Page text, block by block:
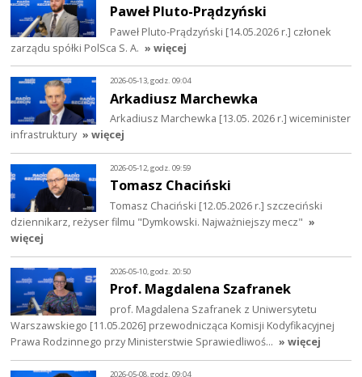
Paweł Pluto-Prądzyński
Paweł Pluto-Prądzyński [14.05.2026 r.] członek
zarządu spółki PolSca S. A. » więcej
2026-05-13, godz. 09:04
Arkadiusz Marchewka
Arkadiusz Marchewka [13.05. 2026 r.] wiceminister
infrastruktury » więcej
2026-05-12, godz. 09:59
Tomasz Chaciński
Tomasz Chaciński [12.05.2026 r.] szczeciński
dziennikarz, reżyser filmu "Dymkowski. Najważniejszy mecz" »
więcej
2026-05-10, godz. 20:50
Prof. Magdalena Szafranek
prof. Magdalena Szafranek z Uniwersytetu
Warszawskiego [11.05.2026] przewodnicząca Komisji Kodyfikacyjnej
Prawa Rodzinnego przy Ministerstwie Sprawiedliwoś… » więcej
2026-05-08, godz. 09:04